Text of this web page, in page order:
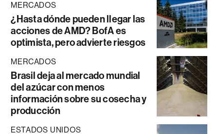
MERCADOS
¿Hasta dónde pueden llegar las
acciones de AMD? BofA es
optimista, pero advierte riesgos
MERCADOS
Brasil deja al mercado mundial
del azúcar con menos
información sobre su cosecha y
producción
ESTADOS UNIDOS